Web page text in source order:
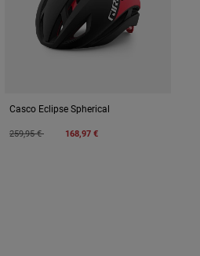
Casco Eclipse Spherical
Price reduced from
259,95 €to 168,97 €